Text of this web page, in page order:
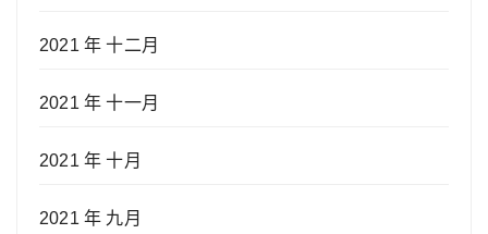
2021 年 十二月
2021 年 十一月
2021 年 十月
2021 年 九月